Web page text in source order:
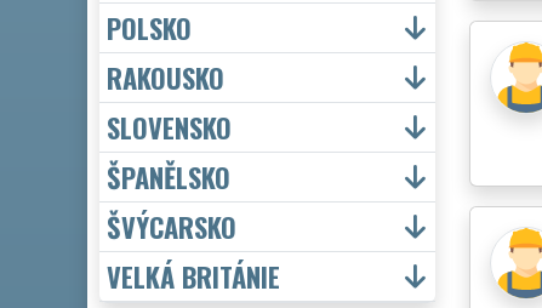
POLSKO
RAKOUSKO
SLOVENSKO
ŠPANĚLSKO
ŠVÝCARSKO
VELKÁ BRITÁNIE